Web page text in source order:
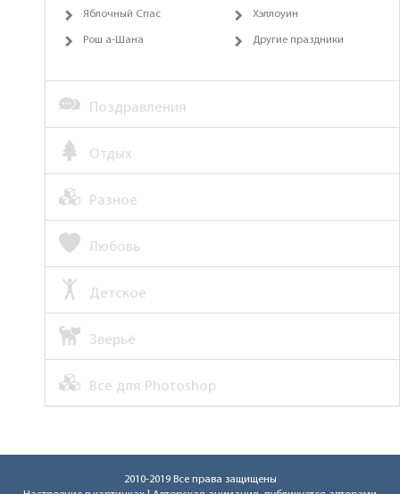
Яблочный Спас Хэллоуин
Рош а-Шана Другие праздники
Поздравления
Отдых
Разное
Любовь
Детское
Зверьё
Все для Photoshop
2010-2019 Все права защищены